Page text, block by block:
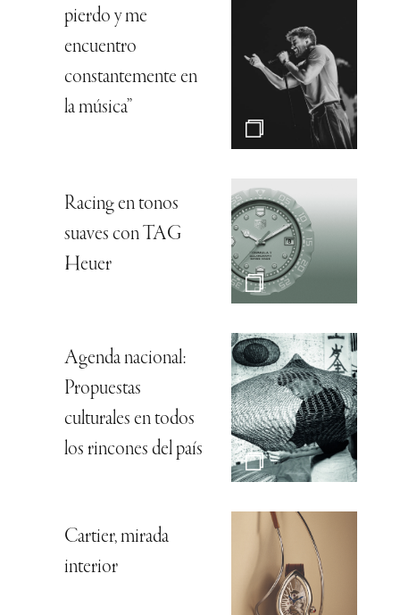
pierdo y me
encuentro
constantemente en
la música”
Racing en tonos
suaves con TAG
Heuer
Agenda nacional:
Propuestas
culturales en todos
los rincones del país
Cartier, mirada
interior